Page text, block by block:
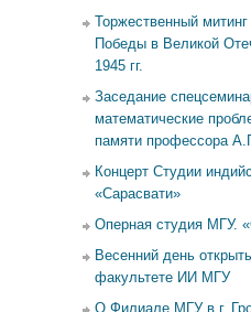
Торжественный
Победы в Великой
1945 гг.
Заседание
математические
памяти профессора
Концерт Студии
«Сарасвати»
Оперная студия МГУ.
Весенний день
факультете ИИ МГУ
О Филиале МГУ в г.